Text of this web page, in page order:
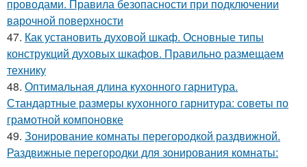
проводами. Правила безопасности при подключении
варочной поверхности
47. Как установить духовой шкаф. Основные типы
конструкций духовых шкафов. Правильно размещаем
технику
48. Оптимальная длина кухонного гарнитура.
Стандартные размеры кухонного гарнитура: советы по
грамотной компоновке
49. Зонирование комнаты перегородкой раздвижной.
Раздвижные перегородки для зонирования комнаты: